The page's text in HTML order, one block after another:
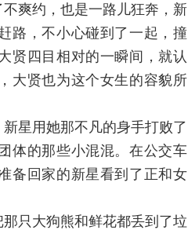
爽约，也是一路儿狂奔，新
路，不小心碰到了一起，撞
贤四目相对的一瞬间，就认
大贤也为这个女生的容貌所
星用她那不凡的身手打败了
体的那些小混混。在公交车
备回家的新星看到了正和女
只大狗熊和鲜花都丢到了垃